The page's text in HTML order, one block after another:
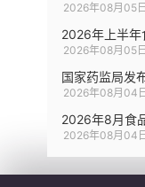
2026年08月05日
2026年上半年
2026年08月05日
国家药监局发
2026年08月04日
2026年8月食
2026年08月04日